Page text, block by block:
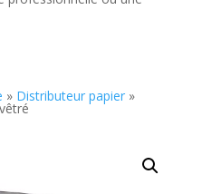
» Distributeur papier »